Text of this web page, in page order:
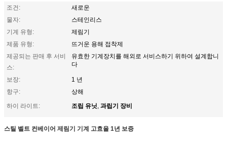
조건:
새로운
물자:
스테인리스
기계 유형:
제림기
제품 유형:
뜨거운 용해 접착제
제공되는 판매 후 서비
스:
유효한 기계장치를 해외로 서비스하기 위하여 설계합니
다
보장:
1 년
항구:
상해
하이 라이트:
조립 유닛, 과립기 장비
스틸 벨트 컨베이어 제림기 기계 고효율 1년 보증